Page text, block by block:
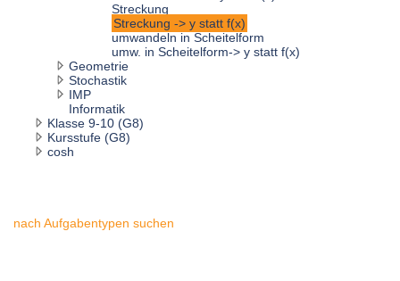
Streckung
Streckung -> y statt f(x)
umwandeln in Scheitelform
umw. in Scheitelform-> y statt f(x)
Geometrie
Stochastik
IMP
Informatik
Klasse 9-10 (G8)
Kursstufe (G8)
cosh
nach Aufgabentypen suchen